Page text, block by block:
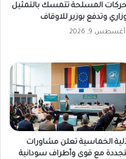
المسلحة تتمسك بالتمثيل
وتدفع بوزير للاوقاف
أغسطس 9, 2026
الخماسية تعلن مشاورات
مع قوى وأطراف سودانية